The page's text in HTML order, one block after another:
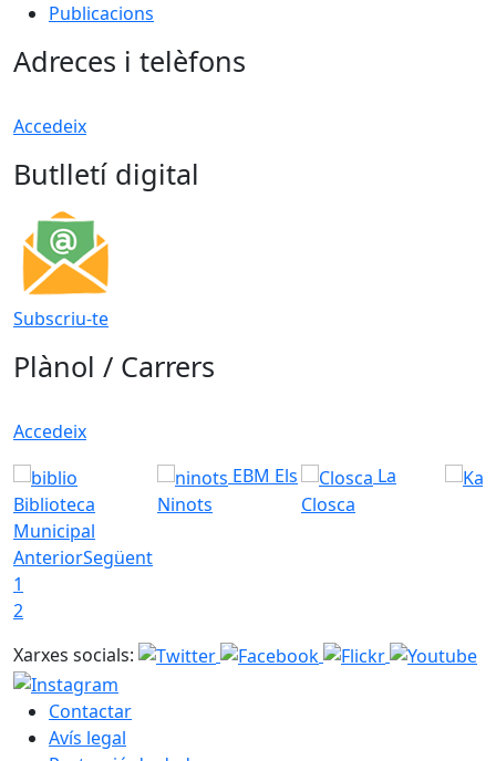
Publicacions
Adreces i telèfons
Accedeix
Butlletí digital
Subscriu-te
Plànol / Carrers
Accedeix
Biblioteca
Municipal
EBM Els
Ninots
La
Closca
AnteriorSegüent
1
2
Xarxes socials:
Contactar
Avís legal